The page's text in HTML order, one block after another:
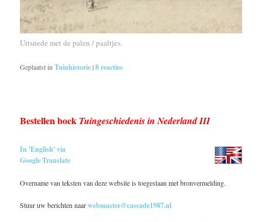
Uitsnede met de palen / paaltjes.
Geplaatst inTuinhistorie|8reacties
Bestellen boek Tuingeschiedenis in Nederland III
In 'English' via
Google Translate
Overname van teksten van deze website is toegestaan met bronvermelding.
Stuur uw berichten naarwebmaster@cascade1987.nl